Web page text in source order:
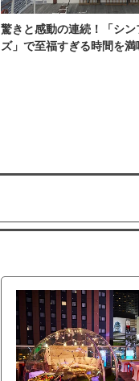
驚きと感動の連続！「シ
ズ」で至福すぎる時間を